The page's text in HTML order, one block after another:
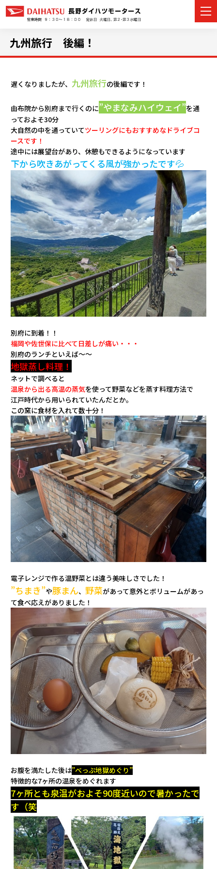
展示車・試乗車
イベント・キャンペーン
ご購入者サポート
アフターサポート
会社情報
カタ
お問
九州旅行 後編！
遅くなりましたが、 九州旅行の後編です！
由布院から別府まで行くのに”やまなみハイウェイ”を通
っておよそ30分
大自然の中を通っていてツーリングにもおすすめなドライブコ
ースです！
途中には展望台があり、休憩もできるようになっています
下から吹きあがってくる風が強かったです💦
別府に到着！！
福岡や佐世保に比べて日差しが痛い・・・
別府のランチといえば～～
地獄蒸し料理！
ネットで調べると
温泉から出る高温の蒸気を使って野菜などを蒸す料理方法で
江戸時代から用いられていたんだとか。
この窯に食材を入れて数十分！
電子レンジで作る温野菜とは違う美味しさでした！
”ちまき”や豚まん、 野菜があって意外とボリュームがあっ
て食べ応えがありました！
お腹を満たした後は”べっぷ地獄めぐり”
特徴的な7ヶ所の温泉をめぐれます
7ヶ所とも泉温がおよそ90度近いので暑かったで
す（笑